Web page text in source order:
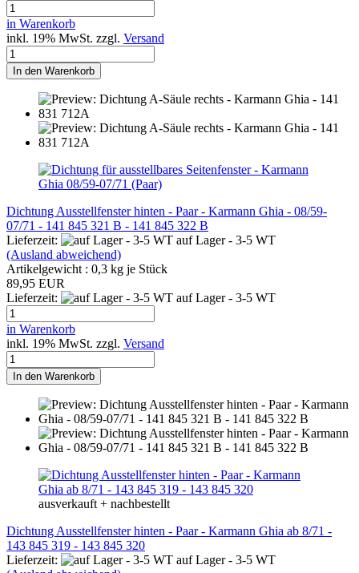
in Warenkorb
inkl. 19% MwSt. zzgl. Versand
In den Warenkorb
Dichtung Ausstellfenster hinten - Paar - Karmann Ghia - 08/59-
07/71 - 141 845 321 B - 141 845 322 B
Lieferzeit:
auf Lager - 3-5 WT
(Ausland abweichend)
Artikelgewicht : 0,3 kg je Stück
89,95 EUR
Lieferzeit:
auf Lager - 3-5 WT
in Warenkorb
inkl. 19% MwSt. zzgl. Versand
In den Warenkorb
ausverkauft + nachbestellt
Dichtung Ausstellfenster hinten - Paar - Karmann Ghia ab 8/71 -
143 845 319 - 143 845 320
Lieferzeit:
auf Lager - 3-5 WT